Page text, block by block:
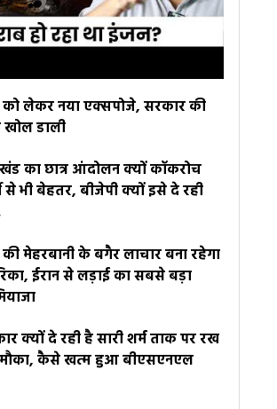
लेकर नया एक्सपोजे, सरकार की
डाली
का छात्र आंदोलन क्यों कॉकरोच
से भी बेहतर, बीजेपी क्यों इसे दे रही
मेहरबानी के बगैर लाचार बना रहेगा
ईरान से लड़ाई का सबसे बड़ा
क्यों दे रही है सारी शर्म ताक पर रख
कैसे खत्म हुआ बीएसएनएल